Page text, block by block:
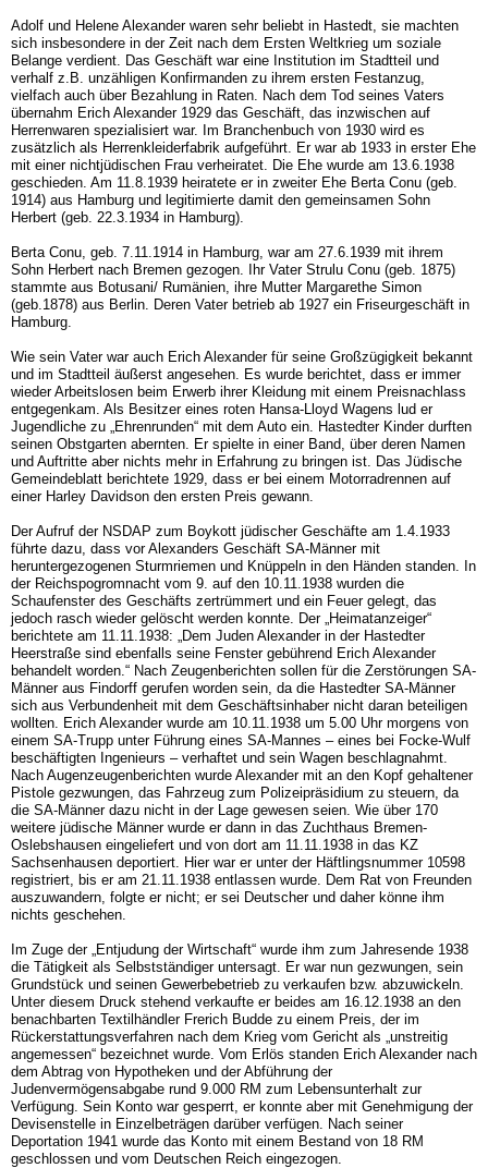
Adolf und Helene Alexander waren sehr beliebt in Hastedt, sie machten
sich insbesondere in der Zeit nach dem Ersten Weltkrieg um soziale
Belange verdient. Das Geschäft war eine Institution im Stadtteil und
verhalf z.B. unzähligen Konfirmanden zu ihrem ersten Festanzug,
vielfach auch über Bezahlung in Raten. Nach dem Tod seines Vaters
übernahm Erich Alexander 1929 das Geschäft, das inzwischen auf
Herrenwaren spezialisiert war. Im Branchenbuch von 1930 wird es
zusätzlich als Herrenkleiderfabrik aufgeführt. Er war ab 1933 in erster Ehe
mit einer nichtjüdischen Frau verheiratet. Die Ehe wurde am 13.6.1938
geschieden. Am 11.8.1939 heiratete er in zweiter Ehe Berta Conu (geb.
1914) aus Hamburg und legitimierte damit den gemeinsamen Sohn
Herbert (geb. 22.3.1934 in Hamburg).
Berta Conu, geb. 7.11.1914 in Hamburg, war am 27.6.1939 mit ihrem
Sohn Herbert nach Bremen gezogen. Ihr Vater Strulu Conu (geb. 1875)
stammte aus Botusani/ Rumänien, ihre Mutter Margarethe Simon
(geb.1878) aus Berlin. Deren Vater betrieb ab 1927 ein Friseurgeschäft in
Hamburg.
Wie sein Vater war auch Erich Alexander für seine Großzügigkeit bekannt
und im Stadtteil äußerst angesehen. Es wurde berichtet, dass er immer
wieder Arbeitslosen beim Erwerb ihrer Kleidung mit einem Preisnachlass
entgegenkam. Als Besitzer eines roten Hansa-Lloyd Wagens lud er
Jugendliche zu „Ehrenrunden“ mit dem Auto ein. Hastedter Kinder durften
seinen Obstgarten abernten. Er spielte in einer Band, über deren Namen
und Auftritte aber nichts mehr in Erfahrung zu bringen ist. Das Jüdische
Gemeindeblatt berichtete 1929, dass er bei einem Motorradrennen auf
einer Harley Davidson den ersten Preis gewann.
Der Aufruf der NSDAP zum Boykott jüdischer Geschäfte am 1.4.1933
führte dazu, dass vor Alexanders Geschäft SA-Männer mit
heruntergezogenen Sturmriemen und Knüppeln in den Händen standen. In
der Reichspogromnacht vom 9. auf den 10.11.1938 wurden die
Schaufenster des Geschäfts zertrümmert und ein Feuer gelegt, das
jedoch rasch wieder gelöscht werden konnte. Der „Heimatanzeiger“
berichtete am 11.11.1938: „Dem Juden Alexander in der Hastedter
Heerstraße sind ebenfalls seine Fenster gebührend Erich Alexander
behandelt worden.“ Nach Zeugenberichten sollen für die Zerstörungen SA-
Männer aus Findorff gerufen worden sein, da die Hastedter SA-Männer
sich aus Verbundenheit mit dem Geschäftsinhaber nicht daran beteiligen
wollten. Erich Alexander wurde am 10.11.1938 um 5.00 Uhr morgens von
einem SA-Trupp unter Führung eines SA-Mannes – eines bei Focke-Wulf
beschäftigten Ingenieurs – verhaftet und sein Wagen beschlagnahmt.
Nach Augenzeugenberichten wurde Alexander mit an den Kopf gehaltener
Pistole gezwungen, das Fahrzeug zum Polizeipräsidium zu steuern, da
die SA-Männer dazu nicht in der Lage gewesen seien. Wie über 170
weitere jüdische Männer wurde er dann in das Zuchthaus Bremen-
Oslebshausen eingeliefert und von dort am 11.11.1938 in das KZ
Sachsenhausen deportiert. Hier war er unter der Häftlingsnummer 10598
registriert, bis er am 21.11.1938 entlassen wurde. Dem Rat von Freunden
auszuwandern, folgte er nicht; er sei Deutscher und daher könne ihm
nichts geschehen.
Im Zuge der „Entjudung der Wirtschaft“ wurde ihm zum Jahresende 1938
die Tätigkeit als Selbstständiger untersagt. Er war nun gezwungen, sein
Grundstück und seinen Gewerbebetrieb zu verkaufen bzw. abzuwickeln.
Unter diesem Druck stehend verkaufte er beides am 16.12.1938 an den
benachbarten Textilhändler Frerich Budde zu einem Preis, der im
Rückerstattungsverfahren nach dem Krieg vom Gericht als „unstreitig
angemessen“ bezeichnet wurde. Vom Erlös standen Erich Alexander nach
dem Abtrag von Hypotheken und der Abführung der
Judenvermögensabgabe rund 9.000 RM zum Lebensunterhalt zur
Verfügung. Sein Konto war gesperrt, er konnte aber mit Genehmigung der
Devisenstelle in Einzelbeträgen darüber verfügen. Nach seiner
Deportation 1941 wurde das Konto mit einem Bestand von 18 RM
geschlossen und vom Deutschen Reich eingezogen.